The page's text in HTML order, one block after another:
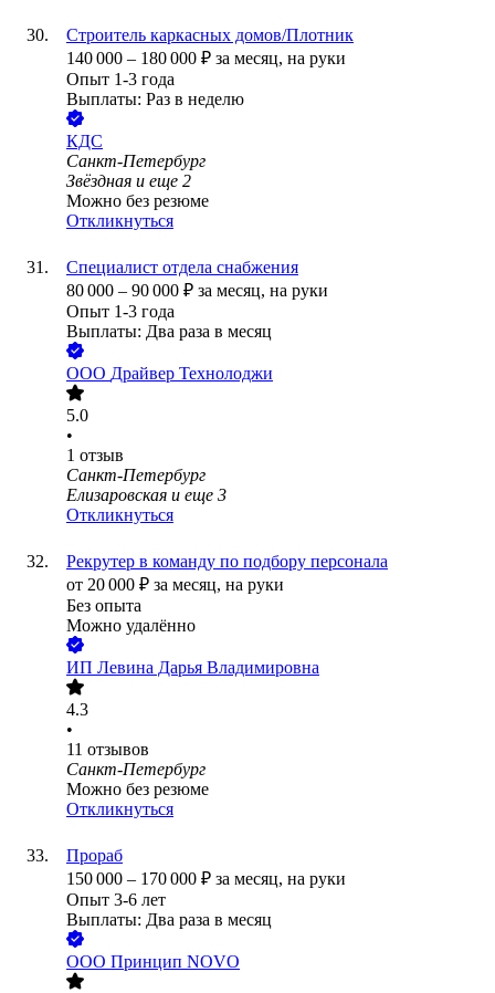
Строитель каркасных домов/Плотник
140 000 – 180 000 ₽ за месяц, на руки
Опыт 1-3 года
Выплаты: Раз в неделю
КДС
Санкт-Петербург
Звёздная и еще 2
Можно без резюме
Откликнуться
Специалист отдела снабжения
80 000 – 90 000 ₽ за месяц, на руки
Опыт 1-3 года
Выплаты: Два раза в месяц
ООО Драйвер Технолоджи
5.0
•
1 отзыв
Санкт-Петербург
Елизаровская и еще 3
Откликнуться
Рекрутер в команду по подбору персонала
от 20 000 ₽ за месяц, на руки
Без опыта
Можно удалённо
ИП Левина Дарья Владимировна
4.3
•
11 отзывов
Санкт-Петербург
Можно без резюме
Откликнуться
Прораб
150 000 – 170 000 ₽ за месяц, на руки
Опыт 3-6 лет
Выплаты: Два раза в месяц
ООО Принцип NOVO